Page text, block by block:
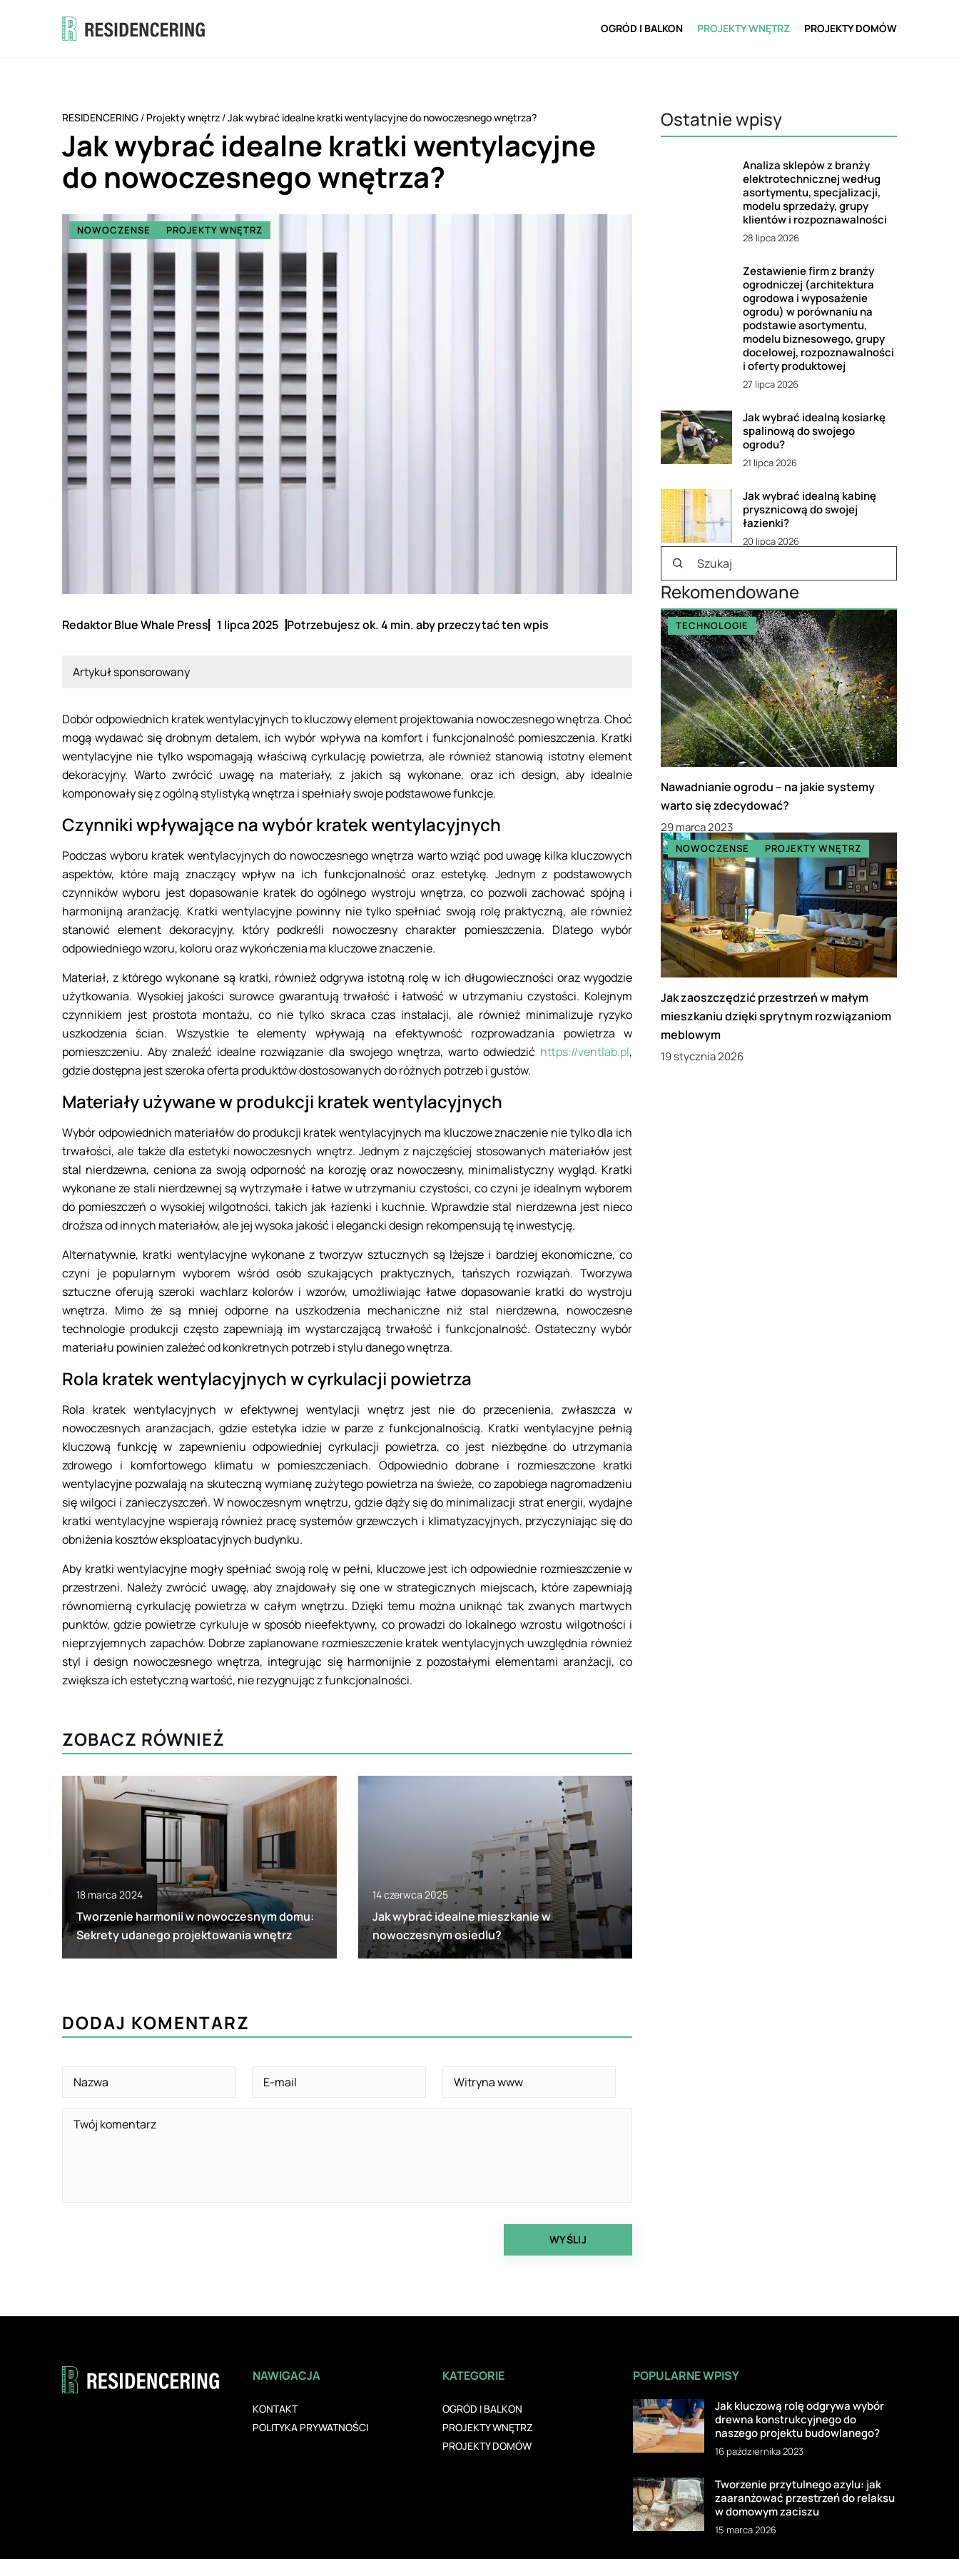
OGRÓD I BALKON PROJEKTY WNĘTRZ PROJEKTY DOMÓW
RESIDENCERING / Projekty wnętrz /Jak wybrać idealne kratki wentylacyjne do nowoczesnego wnętrza?
Jak wybrać idealne kratki wentylacyjne
do nowoczesnego wnętrza?
NOWOCZENSE PROJEKTY WNĘTRZ
Redaktor Blue Whale Press 1 lipca 2025 Potrzebujesz ok. 4 min. aby przeczytać ten wpis
Artykuł sponsorowany
Dobór odpowiednich kratek wentylacyjnych to kluczowy element projektowania nowoczesnego wnętrza. Choć
mogą wydawać się drobnym detalem, ich wybór wpływa na komfort i funkcjonalność pomieszczenia. Kratki
wentylacyjne nie tylko wspomagają właściwą cyrkulację powietrza, ale również stanowią istotny element
dekoracyjny. Warto zwrócić uwagę na materiały, z jakich są wykonane, oraz ich design, aby idealnie
komponowały się z ogólną stylistyką wnętrza i spełniały swoje podstawowe funkcje.
Czynniki wpływające na wybór kratek wentylacyjnych
Podczas wyboru kratek wentylacyjnych do nowoczesnego wnętrza warto wziąć pod uwagę kilka kluczowych
aspektów, które mają znaczący wpływ na ich funkcjonalność oraz estetykę. Jednym z podstawowych
czynników wyboru jest dopasowanie kratek do ogólnego wystroju wnętrza, co pozwoli zachować spójną i
harmonijną aranżację. Kratki wentylacyjne powinny nie tylko spełniać swoją rolę praktyczną, ale również
stanowić element dekoracyjny, który podkreśli nowoczesny charakter pomieszczenia. Dlatego wybór
odpowiedniego wzoru, koloru oraz wykończenia ma kluczowe znaczenie.
Materiał, z którego wykonane są kratki, również odgrywa istotną rolę w ich długowieczności oraz wygodzie
użytkowania. Wysokiej jakości surowce gwarantują trwałość i łatwość w utrzymaniu czystości. Kolejnym
czynnikiem jest prostota montażu, co nie tylko skraca czas instalacji, ale również minimalizuje ryzyko
uszkodzenia ścian. Wszystkie te elementy wpływają na efektywność rozprowadzania powietrza w
pomieszczeniu. Aby znaleźć idealne rozwiązanie dla swojego wnętrza, warto odwiedzić https://ventlab.pl,
gdzie dostępna jest szeroka oferta produktów dostosowanych do różnych potrzeb i gustów.
Materiały używane w produkcji kratek wentylacyjnych
Wybór odpowiednich materiałów do produkcji kratek wentylacyjnych ma kluczowe znaczenie nie tylko dla ich
trwałości, ale także dla estetyki nowoczesnych wnętrz. Jednym z najczęściej stosowanych materiałów jest
stal nierdzewna, ceniona za swoją odporność na korozję oraz nowoczesny, minimalistyczny wygląd. Kratki
wykonane ze stali nierdzewnej są wytrzymałe i łatwe w utrzymaniu czystości, co czyni je idealnym wyborem
do pomieszczeń o wysokiej wilgotności, takich jak łazienki i kuchnie. Wprawdzie stal nierdzewna jest nieco
droższa od innych materiałów, ale jej wysoka jakość i elegancki design rekompensują tę inwestycję.
Alternatywnie, kratki wentylacyjne wykonane z tworzyw sztucznych są lżejsze i bardziej ekonomiczne, co
czyni je popularnym wyborem wśród osób szukających praktycznych, tańszych rozwiązań. Tworzywa
sztuczne oferują szeroki wachlarz kolorów i wzorów, umożliwiając łatwe dopasowanie kratki do wystroju
wnętrza. Mimo że są mniej odporne na uszkodzenia mechaniczne niż stal nierdzewna, nowoczesne
technologie produkcji często zapewniają im wystarczającą trwałość i funkcjonalność. Ostateczny wybór
materiału powinien zależeć od konkretnych potrzeb i stylu danego wnętrza.
Rola kratek wentylacyjnych w cyrkulacji powietrza
Rola kratek wentylacyjnych w efektywnej wentylacji wnętrz jest nie do przecenienia, zwłaszcza w
nowoczesnych aranżacjach, gdzie estetyka idzie w parze z funkcjonalnością. Kratki wentylacyjne pełnią
kluczową funkcję w zapewnieniu odpowiedniej cyrkulacji powietrza, co jest niezbędne do utrzymania
zdrowego i komfortowego klimatu w pomieszczeniach. Odpowiednio dobrane i rozmieszczone kratki
wentylacyjne pozwalają na skuteczną wymianę zużytego powietrza na świeże, co zapobiega nagromadzeniu
się wilgoci i zanieczyszczeń. W nowoczesnym wnętrzu, gdzie dąży się do minimalizacji strat energii, wydajne
kratki wentylacyjne wspierają również pracę systemów grzewczych i klimatyzacyjnych, przyczyniając się do
obniżenia kosztów eksploatacyjnych budynku.
Aby kratki wentylacyjne mogły spełniać swoją rolę w pełni, kluczowe jest ich odpowiednie rozmieszczenie w
przestrzeni. Należy zwrócić uwagę, aby znajdowały się one w strategicznych miejscach, które zapewniają
równomierną cyrkulację powietrza w całym wnętrzu. Dzięki temu można uniknąć tak zwanych martwych
punktów, gdzie powietrze cyrkuluje w sposób nieefektywny, co prowadzi do lokalnego wzrostu wilgotności i
nieprzyjemnych zapachów. Dobrze zaplanowane rozmieszczenie kratek wentylacyjnych uwzględnia również
styl i design nowoczesnego wnętrza, integrując się harmonijnie z pozostałymi elementami aranżacji, co
zwiększa ich estetyczną wartość, nie rezygnując z funkcjonalności.
ZOBACZ RÓWNIEŻ
18 marca 2024
Tworzenie harmonii w nowoczesnym domu:
Sekrety udanego projektowania wnętrz
14 czerwca 2025
Jak wybrać idealne mieszkanie w
nowoczesnym osiedlu?
Ostatnie wpisy
Analiza sklepów z branży
elektrotechnicznej według
asortymentu, specjalizacji,
modelu sprzedaży, grupy
klientów i rozpoznawalności
28 lipca 2026
Zestawienie firm z branży
ogrodniczej (architektura
ogrodowa i wyposażenie
ogrodu) w porównaniu na
podstawie asortymentu,
modelu biznesowego, grupy
docelowej, rozpoznawalności
i oferty produktowej
27 lipca 2026
Jak wybrać idealną kosiarkę
spalinową do swojego
ogrodu?
21 lipca 2026
Jak wybrać idealną kabinę
prysznicową do swojej
łazienki?
20 lipca 2026
Rekomendowane
TECHNOLOGIE
Nawadnianie ogrodu – na jakie systemy
warto się zdecydować?
29 marca 2023
NOWOCZENSE PROJEKTY WNĘTRZ
Jak zaoszczędzić przestrzeń w małym
mieszkaniu dzięki sprytnym rozwiązaniom
meblowym
19 stycznia 2026
DODAJ KOMENTARZ
NAWIGACJA
KONTAKT
POLITYKA PRYWATNOŚCI
KATEGORIE
OGRÓD I BALKON
PROJEKTY WNĘTRZ
PROJEKTY DOMÓW
POPULARNE WPISY
Jak kluczową rolę odgrywa wybór
drewna konstrukcyjnego do
naszego projektu budowlanego?
16 października 2023
Tworzenie przytulnego azylu: jak
zaaranżować przestrzeń do relaksu
w domowym zaciszu
15 marca 2026